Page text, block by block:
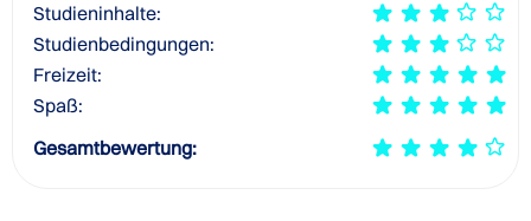
Studieninhalte:
Studienbedingungen:
Freizeit:
Spaß:
Gesamtbewertung: